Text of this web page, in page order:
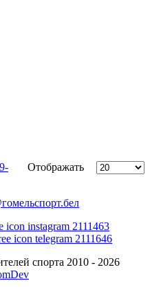
Отображать
спорта 2010 - 2026